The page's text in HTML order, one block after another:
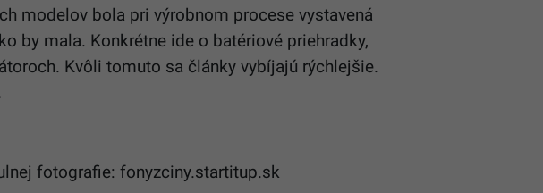
modelov bola pri výrobnom procese vystavená
by mala. Konkrétne ide o batériové priehradky,
Kvôli tomuto sa články vybíjajú rýchlejšie.
fotografie: fonyzciny.startitup.sk